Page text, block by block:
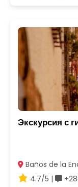
Экскурсия с
Baños de la
4.7/5 |